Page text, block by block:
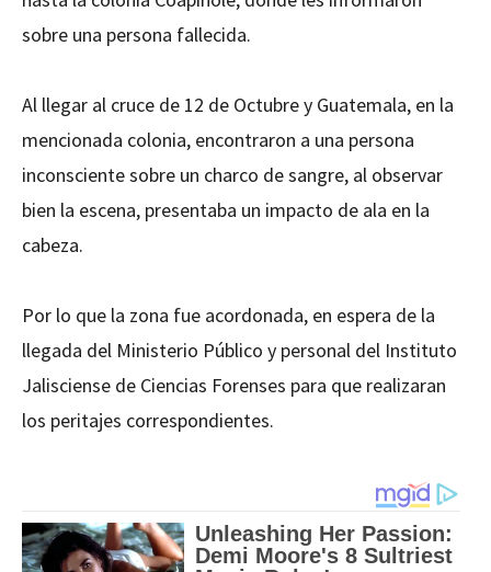
sobre una persona fallecida.
Al llegar al cruce de 12 de Octubre y Guatemala, en la
mencionada colonia, encontraron a una persona
inconsciente sobre un charco de sangre, al observar
bien la escena, presentaba un impacto de ala en la
cabeza.
Por lo que la zona fue acordonada, en espera de la
llegada del Ministerio Público y personal del Instituto
Jalisciense de Ciencias Forenses para que realizaran
los peritajes correspondientes.